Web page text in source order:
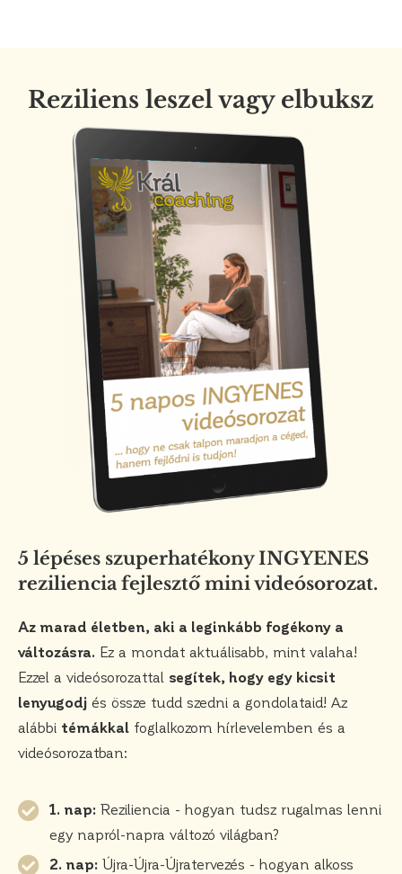
Reziliens leszel vagy elbuksz
5 lépéses szuperhatékony INGYENES
reziliencia fejlesztő mini videósorozat.
Az marad életben, aki a leginkább fogékony a
változásra. Ez a mondat aktuálisabb, mint valaha!
Ezzel a videósorozattal segítek, hogy egy kicsit
lenyugodj és össze tudd szedni a gondolataid! Az
alábbi témákkal foglalkozom hírlevelemben és a
videósorozatban:
1. nap: Reziliencia - hogyan tudsz rugalmas lenni
egy napról-napra változó világban?
2. nap: Újra-Újra-Újratervezés - hogyan alkoss